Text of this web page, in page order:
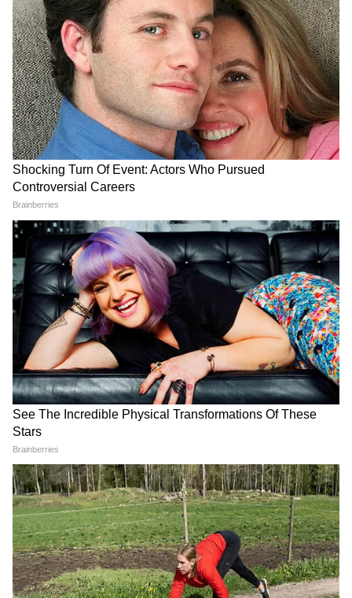
निशाना बनाने से पहले शुरुआत में संयम बरता था, और
जोर देकर कहा कि इजरायली अभियान लेबनानी राज्य
संस्थानों के बजाय समूह के सैन्य बुनियादी ढांचे पर
निर्देशित थे।
उन्होंने कहा, "इजरायल हिजबुल्लाह के मुख्यालय, सुरंगों,
मिसाइल लॉन्चरों और विशाल गोदामों को निशाना बना रहा
है।" "हम चेतावनी देते हैं। हम हर संभव सावधानी बरतते
हैं। युद्ध भयानक है, लेकिन हम अपने लोगों की रक्षा
करेंगे।"
अमेरिका और ईरान पर इजरायल का रुख
लेबनान नीति पर इजरायल और संयुक्त राज्य अमेरिका के
बीच मतभेदों पर, हास्केल ने स्वीकार किया कि सहयोगियों
के बीच भी असहमति मौजूद है, लेकिन कहा कि दोनों
सरकारें अंततः क्षेत्रीय आतंकवादी समूहों का मुकाबला
करने के समान उद्देश्य का पालन करती हैं। लेबनान से
जुड़ी अमेरिका-ब्रोकेड डिप्लोमैटिक प्रक्रिया का जिक्र करते
हुए, उन्होंने बातचीत को आगे बढ़ाने के लिए अमेरिकी
विदेश मंत्री मार्को रुबियो की प्रशंसा की, जबकि यह भी
कहा कि इजरायली प्रधानमंत्री बेंजामिन नेतन्याहू इजरायल
के सुरक्षा हितों पर केंद्रित हैं।
उन्होंने कहा, "राष्ट्रपति ट्रंप अमेरिकी लोगों के हितों की
देखभाल कर रहे हैं। प्रधानमंत्री नेतन्याहू की भी इजरायली